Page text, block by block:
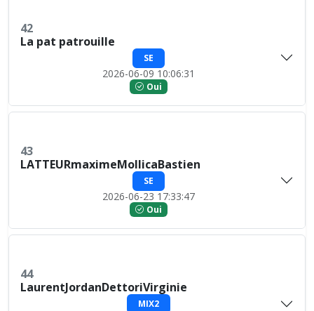
42
La pat patrouille
SE
2026-06-09 10:06:31
Oui
43
LATTEURmaximeMollicaBastien
SE
2026-06-23 17:33:47
Oui
44
LaurentJordanDettoriVirginie
MIX2